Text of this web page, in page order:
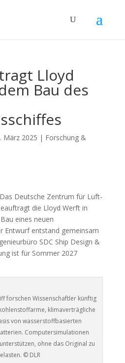
Lloyd
Bau des
März 2025 | Forschung &
Deutsche Zentrum für Luft-
die Lloyd Werft in
eines neuen
Entwurf entstand gemeinsam
SDC Ship Design &
ist für Sommer 2027
forschen Wissenschaftler künftig
klimaverträgliche
von wasserstoffbasierten
Computersimulationen
ohne das Original zu
© DLR